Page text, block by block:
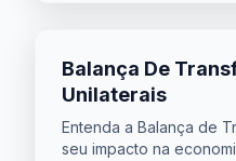
Balança De
Unilaterais
Entenda a Balança de
seu impacto na